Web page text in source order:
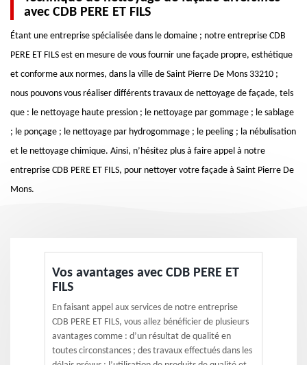
avec CDB PERE ET FILS
Étant une entreprise spécialisée dans le domaine ; notre entreprise CDB
PERE ET FILS est en mesure de vous fournir une façade propre, esthétique
et conforme aux normes, dans la ville de Saint Pierre De Mons 33210 ;
nous pouvons vous réaliser différents travaux de nettoyage de façade, tels
que : le nettoyage haute pression ; le nettoyage par gommage ; le sablage
; le ponçage ; le nettoyage par hydrogommage ; le peeling ; la nébulisation
et le nettoyage chimique. Ainsi, n’hésitez plus à faire appel à notre
entreprise CDB PERE ET FILS, pour nettoyer votre façade à Saint Pierre De
Mons.
Vos avantages avec CDB PERE ET
FILS
En faisant appel aux services de notre entreprise
CDB PERE ET FILS, vous allez bénéficier de plusieurs
avantages comme : d’un résultat de qualité en
toutes circonstances ; des travaux effectués dans les